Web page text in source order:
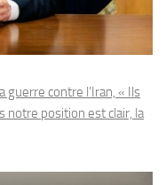
guerre contre l’Iran, « Ils
position est clair, la